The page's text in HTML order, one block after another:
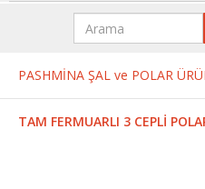
PASHMİNA ŞAL ve POLAR
TAM FERMUARLI 3 CEPLİ